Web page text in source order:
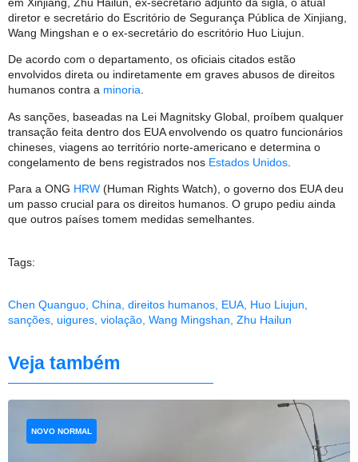
diretor e secretário do Escritório de Segurança Pública de Xinjiang,
Wang Mingshan e o ex-secretário do escritório Huo Liujun.
De acordo com o departamento, os oficiais citados estão
envolvidos direta ou indiretamente em graves abusos de direitos
humanos contra a minoria.
As sanções, baseadas na Lei Magnitsky Global, proíbem qualquer
transação feita dentro dos EUA envolvendo os quatro funcionários
chineses, viagens ao território norte-americano e determina o
congelamento de bens registrados nos Estados Unidos
Para a ONG HRW (Human Rights Watch), o governo dos EUA deu
um passo crucial para os direitos humanos. O grupo pediu ainda
que outros países tomem medidas semelhantes.
Tags:
Chen Quanguo China direitos humanos EUA Huo Liujun
sanções uigures violação Wang Mingshan Zhu Hailun
Veja também
NOVO NORMAL